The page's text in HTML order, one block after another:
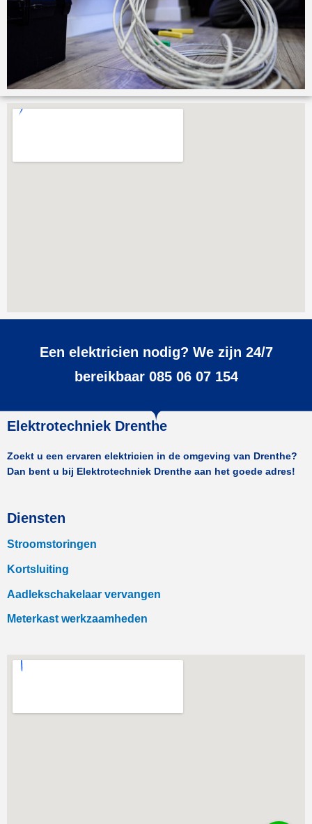
Een elektricien nodig? We zijn 24/7
bereikbaar 085 06 07 154
Elektrotechniek Drenthe
Zoekt u een ervaren elektricien in de omgeving van Drenthe?
Dan bent u bij Elektrotechniek Drenthe aan het goede adres!
Diensten
Stroomstoringen
Kortsluiting
Aadlekschakelaar vervangen
Meterkast werkzaamheden